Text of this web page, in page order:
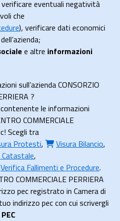
verificare eventuali negatività
che
), verificare dati economici
e altre informazioni
sull’azienda CONSORZIO
?
le informazioni
COMMERCIALE
Scegli tra
Protesti, Visura Bilancio,
Catastale,
Verifica Fallimenti e Procedure.
COMMERCIALE PERRIERA
pec registrato in Camera di
indirizzo pec con cui scrivergli
PEC